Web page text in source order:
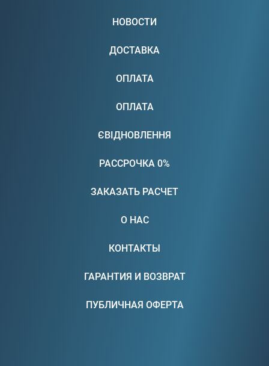
НОВОСТИ
ДОСТАВКА
ОПЛАТА
ОПЛАТА
ЄВІДНОВЛЕННЯ
РАССРОЧКА 0%
ЗАКАЗАТЬ РАСЧЕТ
О НАС
КОНТАКТЫ
ГАРАНТИЯ И ВОЗВРАТ
ПУБЛИЧНАЯ ОФЕРТА